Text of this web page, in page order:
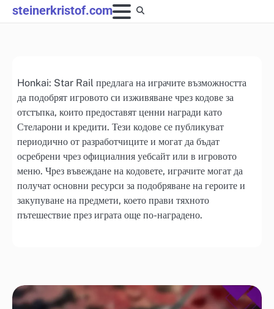
Skip
to
steinerkristof.com
Honkai: Star Rail предлага на играчите възможността
да подобрят игровото си изживяване чрез кодове за
отстъпка, които предоставят ценни награди като
Стеларони и кредити. Тези кодове се публикуват
периодично от разработчиците и могат да бъдат
осребрени чрез официалния уебсайт или в игровото
меню. Чрез въвеждане на кодовете, играчите могат да
получат основни ресурси за подобряване на героите и
закупуване на предмети, което прави тяхното
пътешествие през играта още по-наградено.